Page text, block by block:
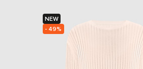
NEW
- 49%